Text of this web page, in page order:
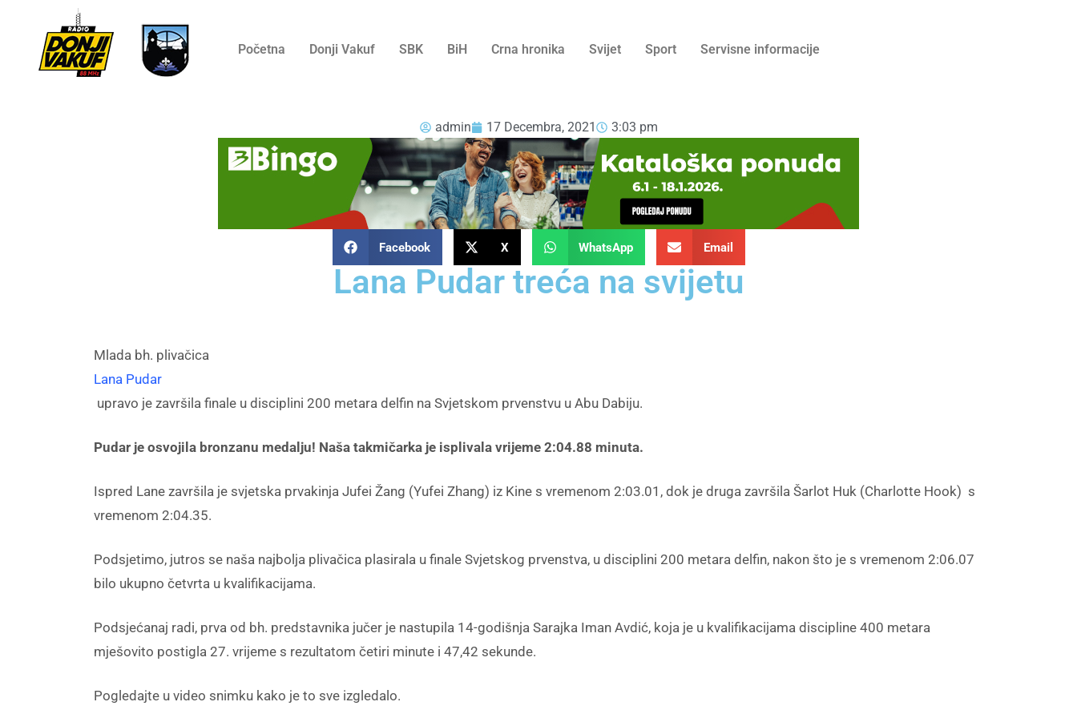
Početna Donji Vakuf SBK BiH Crna hronika Svijet Sport Servisne informacije
admin 17 Decembra, 2021 3:03 pm
Facebook X WhatsApp Email
Lana Pudar treća na svijetu
Mlada bh. plivačica
Lana Pudar
upravo je završila finale u disciplini 200 metara delfin na Svjetskom prvenstvu u Abu Dabiju.
Pudar je osvojila bronzanu medalju! Naša takmičarka je isplivala vrijeme 2:04.88 minuta.
Ispred Lane završila je svjetska prvakinja Jufei Žang (Yufei Zhang) iz Kine s vremenom 2:03.01, dok je druga završila Šarlot Huk (Charlotte Hook) s
vremenom 2:04.35.
Podsjetimo, jutros se naša najbolja plivačica plasirala u finale Svjetskog prvenstva, u disciplini 200 metara delfin, nakon što je s vremenom 2:06.07
bilo ukupno četvrta u kvalifikacijama.
Podsjećanaj radi, prva od bh. predstavnika jučer je nastupila 14-godišnja Sarajka Iman Avdić, koja je u kvalifikacijama discipline 400 metara
mješovito postigla 27. vrijeme s rezultatom četiri minute i 47,42 sekunde.
Pogledajte u video snimku kako je to sve izgledalo.